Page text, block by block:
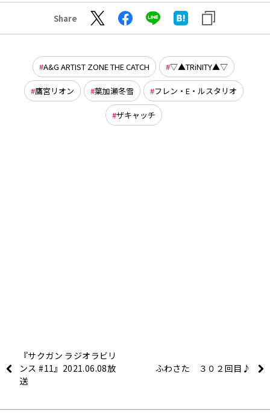
Share
A&G ARTIST ZONE THE CATCH ▽▲TRiNITY▲▽
鷹宮リオン 葉加瀬冬雪 フレン・E・ルスタリオ
ザキャッチ
『サクガン ラジオラビリ
ンス #11』2021.06.08放
送
ふわさた ３０２回目♪